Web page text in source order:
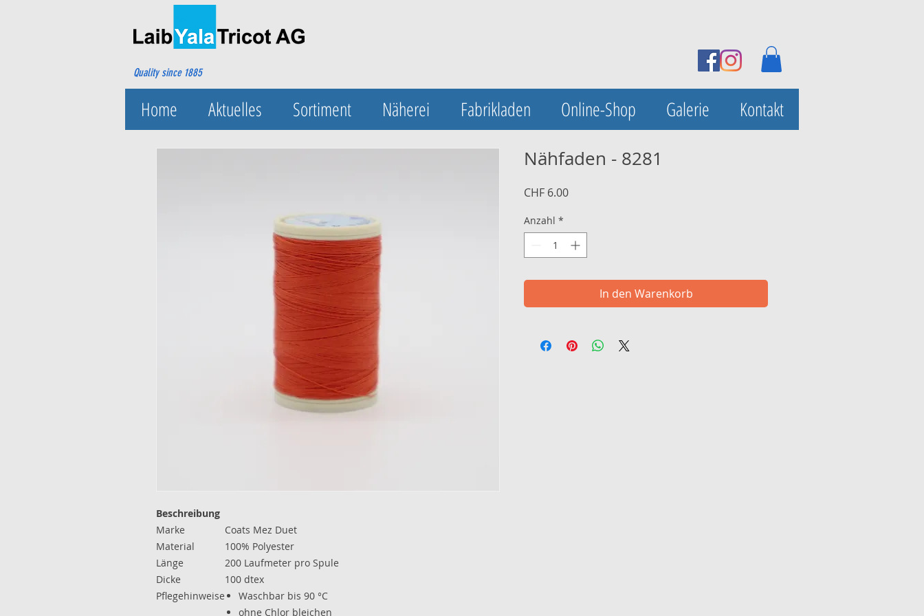
Quality since 1885
Home Aktuelles Sortiment Näherei Fabrikladen Online-Shop Galerie Kontakt
Beschreibung
Marke
Coats Mez Duet
Material
100% Polyester
Länge
200 Laufmeter pro Spule
Dicke
100 dtex
Pflegehinweise
Waschbar bis 90 °C
ohne Chlor bleichen
Nähfaden - 8281
CHF 6.00Preis
Anzahl *
In den Warenkorb